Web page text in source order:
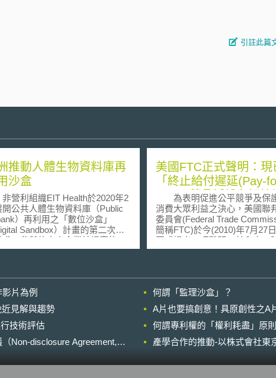
引註此篇
推動人體生物資料庫再
沙盒
利組織EIT Health於2020年2
開公共人體生物資料庫（Public
）再利用之「數位沙盒」
Sandbox）計畫的第二次公
求。參與的中小企業於提案後，
2020年7月底前獲得通過與否的
Institute of Innovation and
）下的「知識與創新社
knowledge and innovation
）之一，主要資金來自歐
展望2020」（Horizon 2020）。
於數位革命創造了大量極具研究
下半年提出公共人體生物資料庫
美國FTC正式聲明：現
「終止給付遲延(Pay-
Delay)藥品訴訟和解協
列為最優先處理之反競
項
為表明促進公平競爭及保
消費大眾利益之決心，美國聯
委員會(Federal Trade
簡稱FTC)於今(2010)年7月27
正式提出一項聲明，其內容，
說明其近來為促進競爭及保護
列為『最優先』處理之反競爭事
項」。 根據FTC所蒐集之資料顯
示，單自今年元月份起算，至
美國境內各大品牌藥廠及學名
所簽訂之訴訟和解協議中，已
藥品專利訴訟協議，因涉及以
件，而成為FTC進一步調查之
片為例
何謂「監理沙盒」？
見解與趨勢
A片也要搞創意！具原創性之A
技術評估
何謂專利權的「權利耗盡」原
Non-disclosure Agreement,
產學合作的推動-以株式會社東